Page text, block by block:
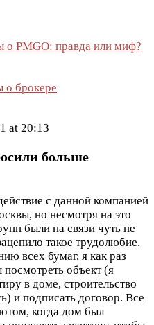
о PMGO: правда или миф?
о брокере
at 20:13
больше
с данной компанией
но несмотря на это
были на связи чуть не
такое трудолюбие.
всех бумаг, я как раз
объект (я
в доме, строительство
и подписать договор. Все
когда дом был